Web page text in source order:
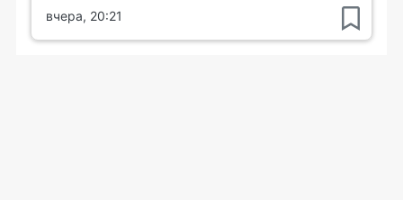
вчера, 20:21